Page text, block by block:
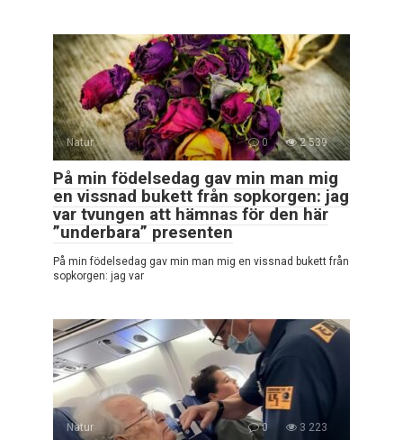
Natur 0 2 539
På min födelsedag gav min man mig
en vissnad bukett från sopkorgen: jag
var tvungen att hämnas för den här
”underbara” presenten
På min födelsedag gav min man mig en vissnad bukett från
sopkorgen: jag var
Natur 0 3 223